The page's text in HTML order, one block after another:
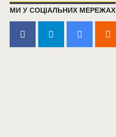
МИ У СОЦІАЛЬНИХ МЕРЕЖАХ